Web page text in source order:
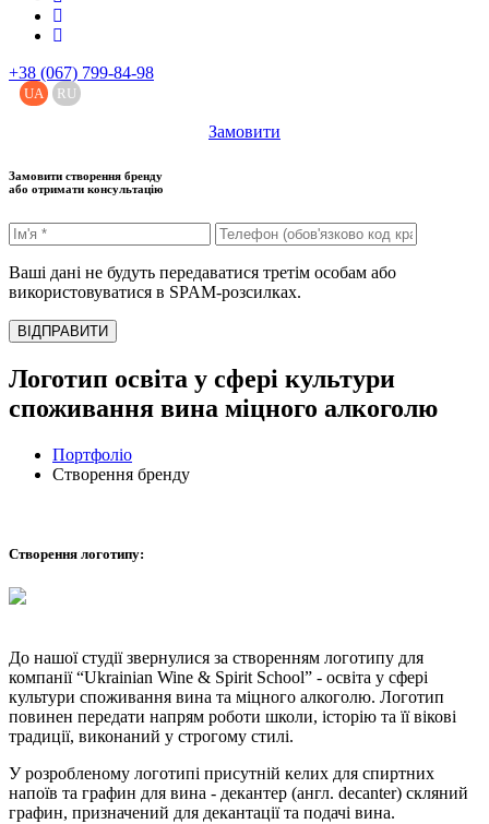
+38 (067) 799-84-98
UA RU
Замовити
Замовити створення бренду
або отримати консультацію
Ваші дані не будуть передаватися третім особам або
використовуватися в SPAM-розсилках.
ВІДПРАВИТИ
Логотип освіта у сфері культури
споживання вина міцного алкоголю
Портфоліо
Створення бренду
Створення логотипу:
До нашої студії звернулися за створенням логотипу для
компанії “Ukrainian Wine & Spirit School” - освіта у сфері
культури споживання вина та міцного алкоголю. Логотип
повинен передати напрям роботи школи, історію та її вікові
традиції, виконаний у строгому стилі.
У розробленому логотипі присутній келих для спиртних
напоїв та графин для вина - декантер (англ. decanter) скляний
графин, призначений для декантації та подачі вина.